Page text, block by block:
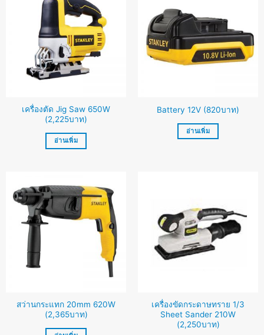
เครื่องตัด Jig Saw 650W
(2,225บาท)
อ่านเพิ่ม
Battery 12V (820บาท)
อ่านเพิ่ม
สว่านกระแทก 20mm 620W
(2,365บาท)
เครื่องขัดกระดาษทราย 1/3
Sheet Sander 210W
(2,250บาท)